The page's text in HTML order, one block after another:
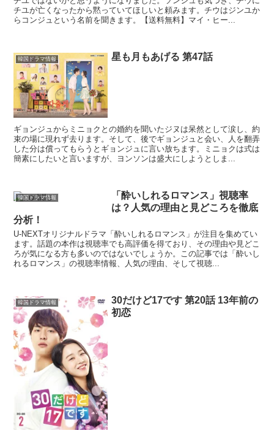
チユが亡くなったから黙っていてほしいと頼みます。チウはジンユか
らコンジュという名前を聞きます。【送料無料】マイ・ヒー...
韓国ドラマ情報 星も月もあげる 第47話
ギョンジュからミニョクとの婚約を聞いたジヌは呆然として涙し、約
束の場に現れず去ります。そして、後でギョンジュと会い、人を翻弄
した分は償ってもらうとギョンジュに言い放ちます。ミニョクは式は
簡素にしたいと言いますが、ヨンソンは盛大にしようとしま...
韓国ドラマ情報
「酔いしれるロマンス」視聴率
は？人気の理由と見どころを徹底
分析！
U-NEXTオリジナルドラマ「酔いしれるロマンス」が注目を集めてい
ます。話題の本作は視聴率でも高評価を得ており、その理由や見どこ
ろが気になる方も多いのではないでしょうか。この記事では「酔いし
れるロマンス」の視聴率情報、人気の理由、そして視聴...
韓国ドラマ情報
30だけど17です 第20話 13年前の
初恋